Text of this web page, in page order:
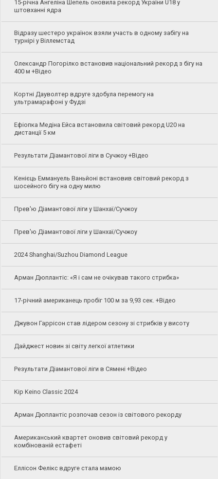
15-річна Ангеліна Шепель оновила рекорд України U18 у
штовханні ядра
Відразу шестеро українок взяли участь в одному забігу на
турнірі у Віллемстад
Олександр Погорілко встановив національний рекорд з бігу на
400 м +Відео
Кортні Дауволтер вдруге здобула перемогу на
ультрамарафоні у Фудзі
Ефіопка Медіна Ейса встановила світовий рекорд U20 на
дистанції 5 км
Результати Діамантової ліги в Сучжоу +Відео
Кенієць Еммануель Ваньйоні встановив світовий рекорд з
шосейного бігу на одну милю
Прев'ю Діамантової ліги у Шанхаї/Сучжоу
Прев'ю Діамантової ліги у Шанхаї/Сучжоу
2024 Shanghai/Suzhou Diamond League
Арман Дюплантіс: «Я і сам не очікував такого стрибка»
17-річний американець пробіг 100 м за 9,93 сек. +Відео
Джувон Гаррісон став лідером сезону зі стрибків у висоту
Дайджест новин зі світу легкої атлетики
Результати Діамантової ліги в Сямені +Відео
Kip Keino Classic 2024
Арман Дюплантіс розпочав сезон із світового рекорду
Американський квартет оновив світовий рекорд у
комбінованій естафеті
Еллісон Фелікс вдруге стала мамою